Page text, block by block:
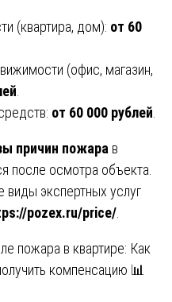
(квартира, дом): от 60
(офис, магазин,
от 60 000 рублей
причин пожара в
после осмотра объекта.
виды экспертных услуг
pozex.ru/price/
пожара в квартире: Как
компенсацию 📊